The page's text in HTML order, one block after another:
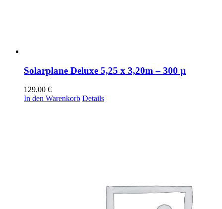
Solarplane Deluxe 5,25 x 3,20m – 300 µ
129.00 €
In den Warenkorb Details